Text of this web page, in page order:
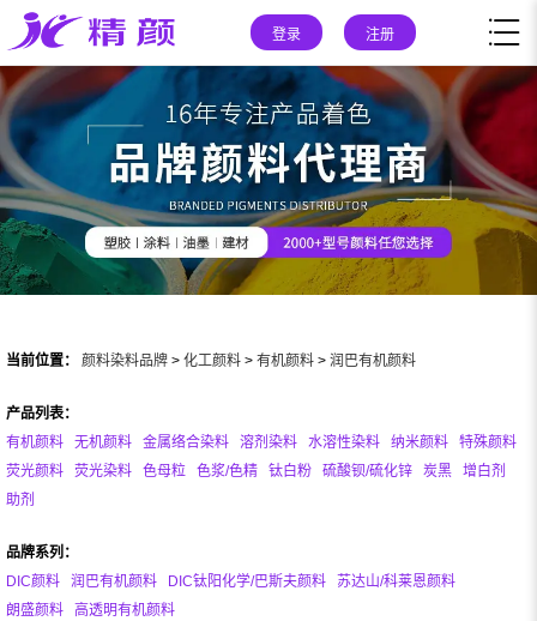
登录 注册
当前位置： 颜料染料品牌 > 化工颜料 > 有机颜料 > 润巴有机颜料
产品列表：
有机颜料
无机颜料 金属络合染料 溶剂染料 水溶性染料 纳米颜料
特殊颜料
荧光颜料
荧光染料 色母粒 色浆/色精 钛白粉 硫酸钡/硫化锌 炭黑
增白剂
助剂
品牌系列：
DIC颜料
润巴有机颜料 DIC钛阳化学/巴斯夫颜料
苏达山/科莱恩颜料
朗盛颜料
高透明有机颜料